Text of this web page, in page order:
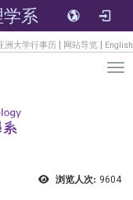
系
洲大学行事历 | 网站导览 | English
浏览人次: 9604